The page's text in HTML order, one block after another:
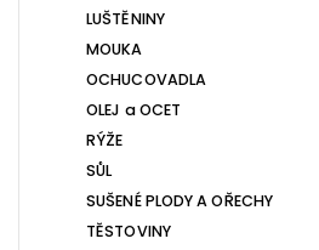
LUŠTĚNINY
MOUKA
OCHUCOVADLA
OLEJ a OCET
RÝŽE
SŮL
SUŠENÉ PLODY A OŘECHY
TĚSTOVINY